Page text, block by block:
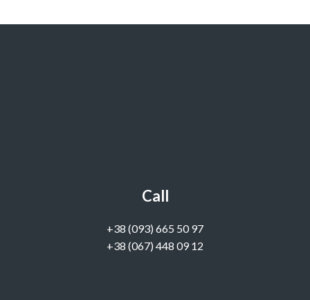
Call
‭+38 (093) 665 50 97‬
+38 (067) 448 09 12